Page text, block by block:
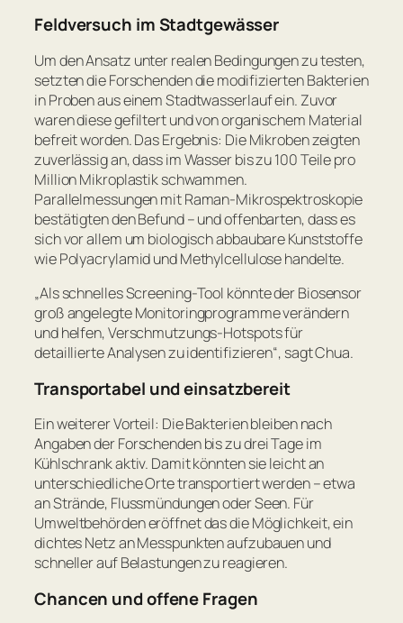
Feldversuch im Stadtgewässer
Um den Ansatz unter realen Bedingungen zu testen,
setzten die Forschenden die modifizierten Bakterien
in Proben aus einem Stadtwasserlauf ein. Zuvor
waren diese gefiltert und von organischem Material
befreit worden. Das Ergebnis: Die Mikroben zeigten
zuverlässig an, dass im Wasser bis zu 100 Teile pro
Million Mikroplastik schwammen.
Parallelmessungen mit Raman-Mikrospektroskopie
bestätigten den Befund – und offenbarten, dass es
sich vor allem um biologisch abbaubare Kunststoffe
wie Polyacrylamid und Methylcellulose handelte.
„Als schnelles Screening-Tool könnte der Biosensor
groß angelegte Monitoringprogramme verändern
und helfen, Verschmutzungs-Hotspots für
detaillierte Analysen zu identifizieren“, sagt Chua.
Transportabel und einsatzbereit
Ein weiterer Vorteil: Die Bakterien bleiben nach
Angaben der Forschenden bis zu drei Tage im
Kühlschrank aktiv. Damit könnten sie leicht an
unterschiedliche Orte transportiert werden – etwa
an Strände, Flussmündungen oder Seen. Für
Umweltbehörden eröffnet das die Möglichkeit, ein
dichtes Netz an Messpunkten aufzubauen und
schneller auf Belastungen zu reagieren.
Chancen und offene Fragen